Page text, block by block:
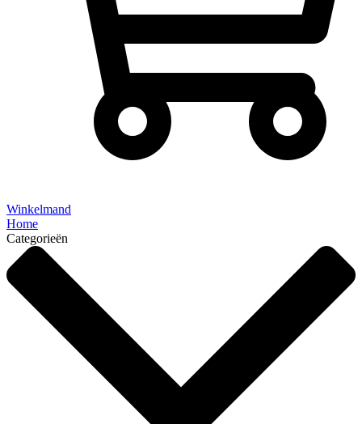
Winkelmand
Home
Categorieën